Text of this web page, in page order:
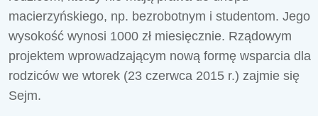
macierzyńskiego, np. bezrobotnym i studentom. Jego
wysokość wynosi 1000 zł miesięcznie. Rządowym
projektem wprowadzającym nową formę wsparcia dla
rodziców we wtorek (23 czerwca 2015 r.) zajmie się
Sejm.